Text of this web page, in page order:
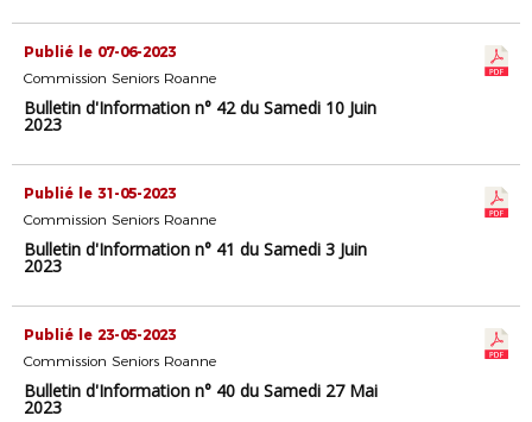
Publié le 07-06-2023
Commission Seniors Roanne
Bulletin d'Information n° 42 du Samedi 10 Juin
2023
Publié le 31-05-2023
Commission Seniors Roanne
Bulletin d'Information n° 41 du Samedi 3 Juin
2023
Publié le 23-05-2023
Commission Seniors Roanne
Bulletin d'Information n° 40 du Samedi 27 Mai
2023